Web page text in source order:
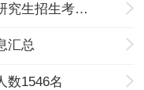
2021年重庆理工大学报考点全国研究生招生考试公告（一）
汇总
数1546名